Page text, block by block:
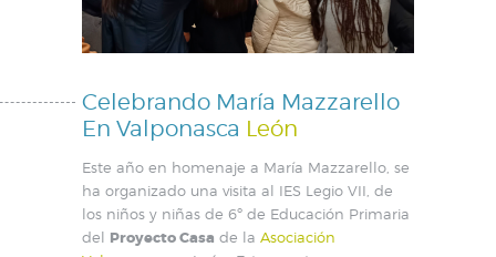
Celebrando María Mazzarello
En Valponasca León
Este año en homenaje a María Mazzarello, se
ha organizado una visita al IES Legio VII, de
los niños y niñas de 6º de Educación Primaria
del Proyecto Casa de la Asociación